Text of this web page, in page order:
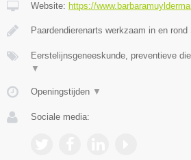
Website: https://
Paardendierenarts werkzaam in en rond
Eerstelijnsgeneeskunde, preventieve
▼
Openingstijden ▼
Sociale media: